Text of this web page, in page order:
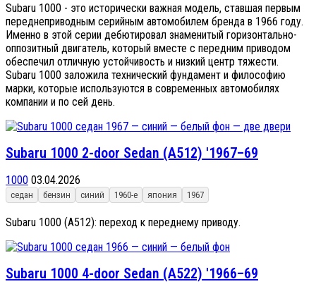
Subaru 1000 - это исторически важная модель, ставшая первым
переднеприводным серийным автомобилем бренда в 1966 году.
Именно в этой серии дебютировал знаменитый горизонтально-
оппозитный двигатель, который вместе с передним приводом
обеспечил отличную устойчивость и низкий центр тяжести.
Subaru 1000 заложила технический фундамент и философию
марки, которые используются в современных автомобилях
компании и по сей день.
Subaru 1000 2-door Sedan (A512) '1967–69
1000 03.04.2026
седан бензин синий 1960-е япония 1967
Subaru 1000 (A512): переход к переднему приводу.
Subaru 1000 4-door Sedan (A522) '1966–69